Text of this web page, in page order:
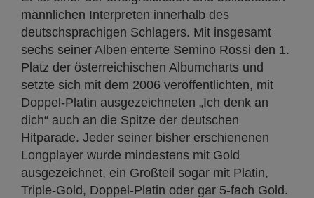
männlichen Interpreten innerhalb des
deutschsprachigen Schlagers. Mit insgesamt
sechs seiner Alben enterte Semino Rossi den 1.
Platz der österreichischen Albumcharts und
setzte sich mit dem 2006 veröffentlichten, mit
Doppel-Platin ausgezeichneten „Ich denk an
dich“ auch an die Spitze der deutschen
Hitparade. Jeder seiner bisher erschienenen
Longplayer wurde mindestens mit Gold
ausgezeichnet, ein Großteil sogar mit Platin,
Triple-Gold, Doppel-Platin oder gar 5-fach Gold.